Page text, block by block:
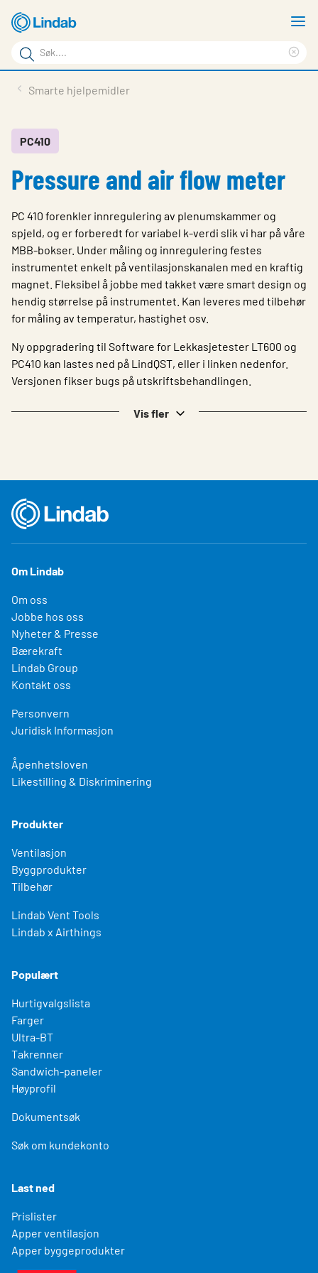
hovedinnhold
Søkeord
Søk
på
Last ned
Om Lindab
Kontakt oss
Choose languge
Smarte hjelpemidler
PC410
Pressure and air flow meter
PC 410 forenkler innregulering av plenumskammer og
spjeld, og er forberedt for variabel k-verdi slik vi har på våre
MBB-bokser. Under måling og innregulering festes
instrumentet enkelt på ventilasjonskanalen med en kraftig
magnet. Fleksibel å jobbe med takket være smart design og
hendig størrelse på instrumentet. Kan leveres med tilbehør
for måling av temperatur, hastighet osv.
Ny oppgradering til Software for Lekkasjetester LT600 og
PC410 kan lastes ned på LindQST, eller i linken nedenfor.
Versjonen fikser bugs på utskriftsbehandlingen​.
Vis fler
Om Lindab
Om oss
Jobbe hos oss
Nyheter & Presse
Bærekraft
Lindab Group
Kontakt oss
Personvern
Juridisk Informasjon
Åpenhetsloven
Likestilling & Diskriminering
Produkter
Ventilasjon
Byggprodukter
Tilbehør
Lindab Vent Tools
Lindab x Airthings
Populært
Hurtigvalgslista
Farger
Ultra-BT
Takrenner
Sandwich-paneler
Høyprofil
Dokumentsøk
Søk om kundekonto
Last ned
Prislister
Apper ventilasjon
Apper byggeprodukter